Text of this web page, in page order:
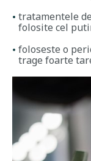
tratamentele
folosite cel
foloseste o
trage foarte